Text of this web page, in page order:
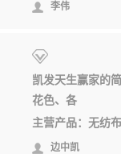
李伟
凯发天生赢家的
花色、各
边中凯